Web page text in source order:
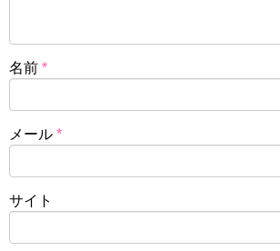
名前 *
メール *
サイト